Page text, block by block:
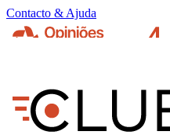
Contacto & Ajuda